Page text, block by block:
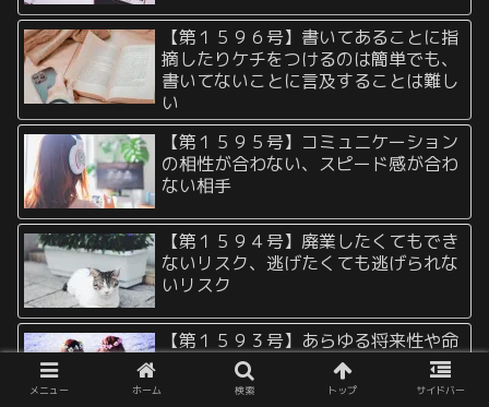
【第１５９６号】書いてあることに指
摘したりケチをつけるのは簡単でも、
書いてないことに言及することは難し
い
【第１５９５号】コミュニケーション
の相性が合わない、スピード感が合わ
ない相手
【第１５９４号】廃業したくてもでき
ないリスク、逃げたくても逃げられな
いリスク
【第１５９３号】あらゆる将来性や命
まで差し出さなければ釣り合わない関
メニュー ホーム 検索 トップ サイドバー